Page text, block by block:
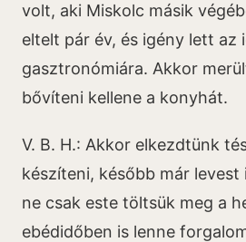
volt, aki Miskolc másik
eltelt pár év, és igény lett az
gasztronómiára. Akkor
bővíteni kellene a konyhát.
V. B. H.: Akkor elkezdtünk
készíteni, később már
ne csak este töltsük meg a
ebédidőben is lenne